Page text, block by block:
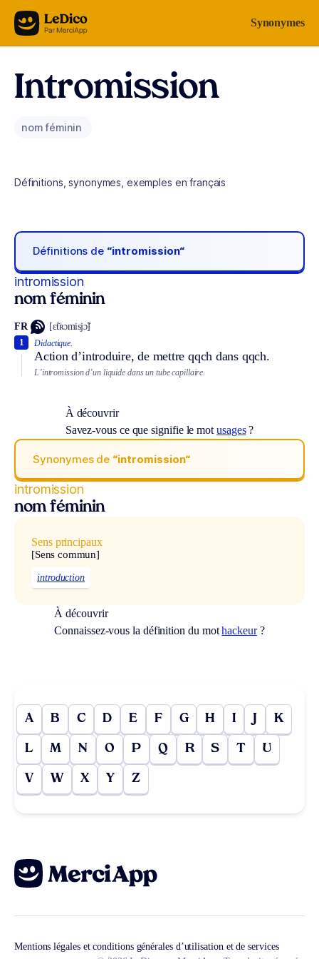
Aller au contenu Synonymes
Intromission
nom féminin
Définitions, synonymes, exemples en français
Définitions de “intromission“
intromission
nom féminin
FR [ɛ̃tʀɔmisjɔ̃]
Didactique.
Action d’introduire, de mettre qqch dans qqch.
1
L’intromission d’un liquide dans un tube capillaire.
À découvrir
Savez-vous ce que signifie le mot usages?
Synonymes de “intromission“
intromission
nom féminin
Sens principaux
[Sens commun]
introduction
À découvrir
Connaissez-vous la définition du mothackeur?
A B C D E F G H I J K
L M N O P Q R S T U
V W X Y Z
Mentions légales et conditions générales d’utilisation et de services